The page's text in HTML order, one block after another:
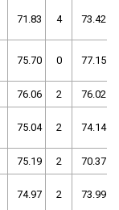
71.83 4 73.42
75.70 0 77.15
76.06 2 76.02
75.04 2 74.14
75.19 2 70.37
74.97 2 73.99